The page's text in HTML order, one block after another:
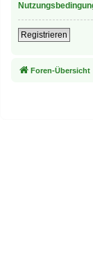
Registrieren
Foren-Übersicht